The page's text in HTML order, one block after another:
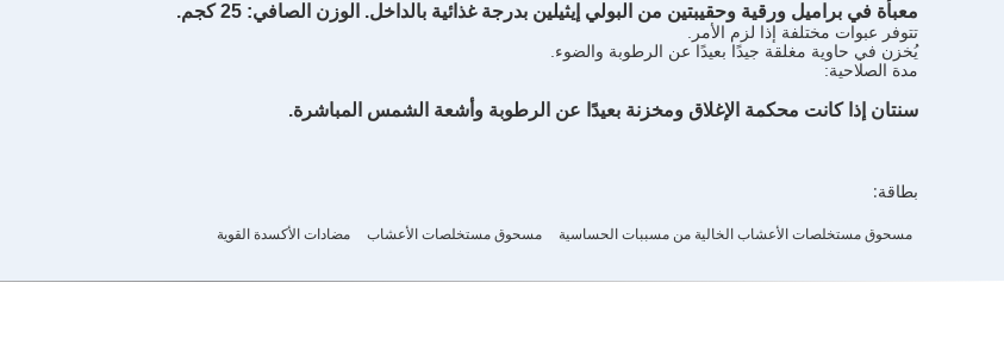
معبأة في براميل ورقية وحقيبتين من البولي إيثيلين بدرجة غذائية بالداخل. الوزن الصافي: 25 كجم.
تتوفر عبوات مختلفة إذا لزم الأمر.
يُخزن في حاوية مغلقة جيدًا بعيدًا عن الرطوبة والضوء.
مدة الصلاحية:
سنتان إذا كانت محكمة الإغلاق ومخزنة بعيدًا عن الرطوبة وأشعة الشمس المباشرة.
بطاقة:
مسحوق مستخلصات الأعشاب الخالية من مسببات الحساسية مسحوق مستخلصات الأعشاب مضادات الأكسدة القوية